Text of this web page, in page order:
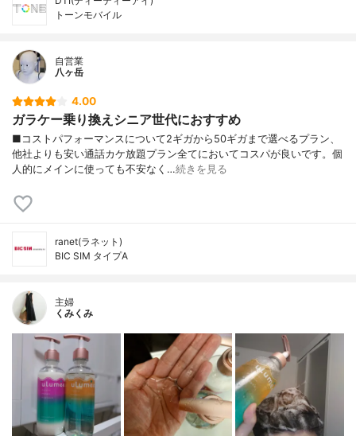
トーンモバイル
自営業
八ヶ岳
4.00
ガラケー乗り換えシニア世代におすすめ
■コストパフォーマンスについて2ギガから50ギガまで選べるプラン、
他社よりも安い通話カケ放題プラン全てにおいてコスパが良いです。個
人的にメインに使っても不安なく…続きを見る
ranet(ラネット)
BIC SIM タイプA
主婦
くみくみ